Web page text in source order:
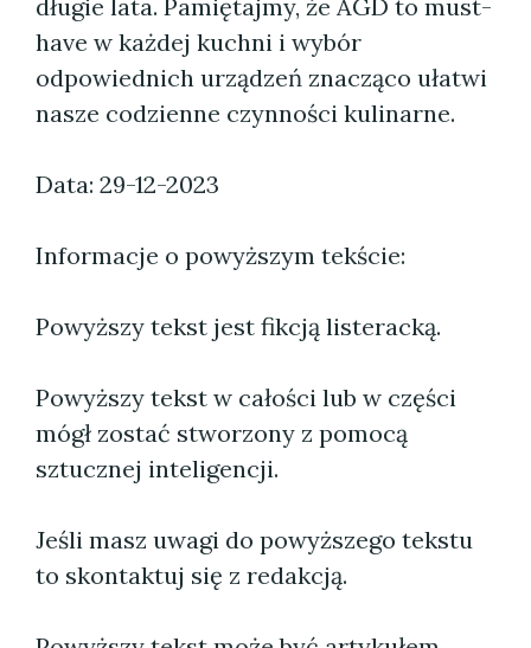
długie lata. Pamiętajmy, że AGD to must-
have w każdej kuchni i wybór
odpowiednich urządzeń znacząco ułatwi
nasze codzienne czynności kulinarne.
Data: 29-12-2023
Informacje o powyższym tekście:
Powyższy tekst jest fikcją listeracką.
Powyższy tekst w całości lub w części
mógł zostać stworzony z pomocą
sztucznej inteligencji.
Jeśli masz uwagi do powyższego tekstu
to skontaktuj się z redakcją.